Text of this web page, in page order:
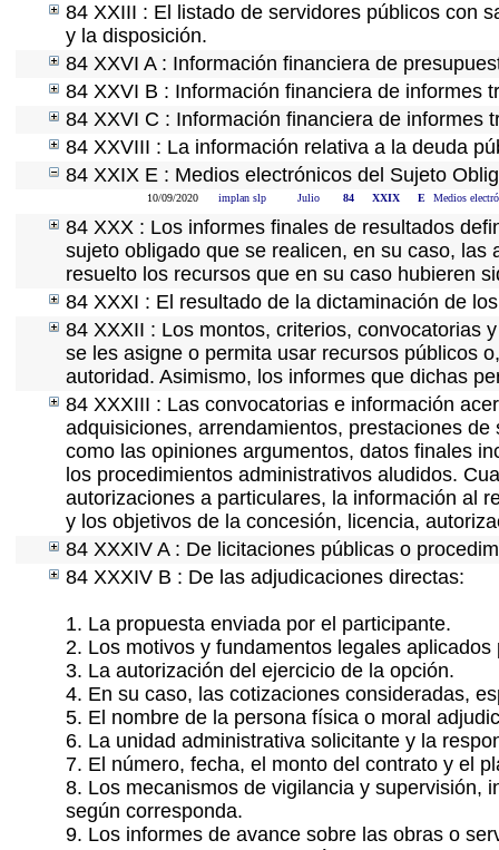
84 XXIII : El listado de servidores públicos con
y la disposición.
84 XXVI A : Información financiera de
84 XXVI B : Información financiera de informes
84 XXVI C : Información financiera de informes
84 XXVIII : La información relativa a la deuda
84 XXIX E : Medios electrónicos del Sujeto
10/09/2020 implan slp Julio 84 XXIX E Medios
84 XXX : Los informes finales de resultados
sujeto obligado que se realicen, en su caso,
resuelto los recursos que en su caso hubieren
84 XXXI : El resultado de la dictaminación de
84 XXXII : Los montos, criterios, convocatorias
se les asigne o permita usar recursos públicos
autoridad. Asimismo, los informes que dichas
84 XXXIII : Las convocatorias e información
adquisiciones, arrendamientos, prestaciones
como las opiniones argumentos, datos finales
los procedimientos administrativos aludidos.
autorizaciones a particulares, la información al
y los objetivos de la concesión, licencia,
84 XXXIV A : De licitaciones públicas o
84 XXXIV B : De las adjudicaciones directas:
1. La propuesta enviada por el participante.
2. Los motivos y fundamentos legales
3. La autorización del ejercicio de la opción.
4. En su caso, las cotizaciones consideradas,
5. El nombre de la persona física o moral
6. La unidad administrativa solicitante y la
7. El número, fecha, el monto del contrato y el
8. Los mecanismos de vigilancia y supervisión,
según corresponda.
9. Los informes de avance sobre las obras o